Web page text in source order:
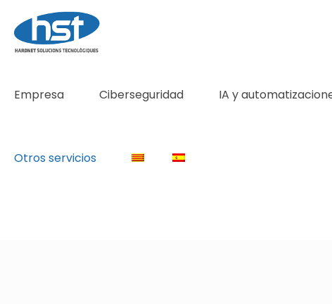
Empresa Ciberseguridad IA y
Otros servicios